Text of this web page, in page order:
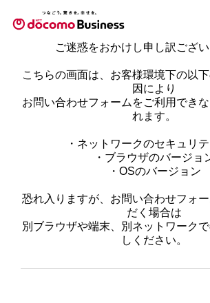
ご迷惑をおかけし申し訳ござい
こちらの画面は、お客様環境下の以
因により
お問い合わせフォームをご利用でき
れます。
・ネットワークのセキュリ
・ブラウザのバージョ
・OSのバージョン
恐れ入りますが、お問い合わせフォ
だく場合は
別ブラウザや端末、別ネットワーク
しください。